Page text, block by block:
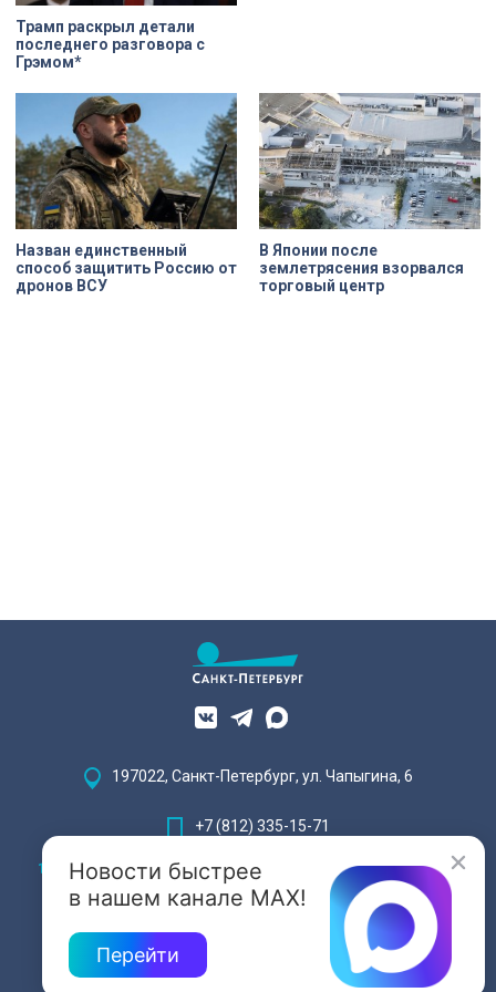
Трамп раскрыл детали
последнего разговора с
Грэмом*
Назван единственный
способ защитить Россию от
дронов ВСУ
В Японии после
землетрясения взорвался
торговый центр
Новости быстрее
в нашем канале MAX!
Перейти
197022, Санкт-Петербург, ул. Чапыгина, 6
+7 (812) 335-15-71
Внимание! Отдельные видеоматериалы, размещенные на настоящем
сайте, могут содержать информацию, предназначенную для лиц,
достигших 18 лет.